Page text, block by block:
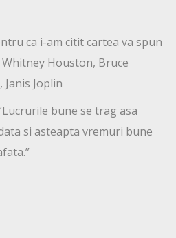
ca i-am citit cartea va spun
Houston, Bruce
Janis Joplin
bune se trag asa
si asteapta vremuri bune